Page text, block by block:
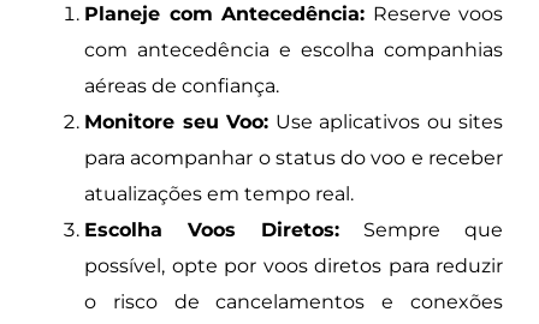
Planeje com Antecedência: Reserve voos
com antecedência e escolha companhias
aéreas de confiança.
Monitore seu Voo: Use aplicativos ou sites
para acompanhar o status do voo e receber
atualizações em tempo real.
Escolha Voos Diretos: Sempre que
possível, opte por voos diretos para reduzir
o risco de cancelamentos e conexões